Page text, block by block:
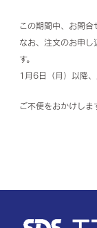
この期間中、お問合
なお、注文のお申し
す。
1月6日（月）以降、
ご不便をおかけしま